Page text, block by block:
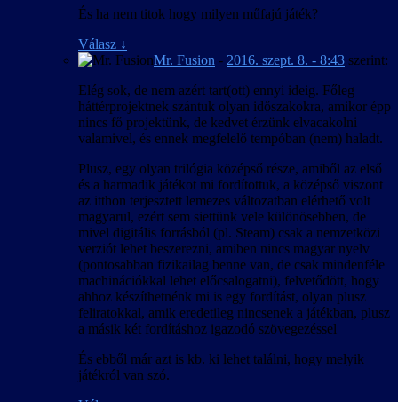
És ha nem titok hogy milyen műfajú játék?
Válasz ↓
Mr. Fusion - 2016. szept. 8. - 8:43 szerint:
Elég sok, de nem azért tart(ott) ennyi ideig. Főleg
háttérprojektnek szántuk olyan időszakokra, amikor épp
nincs fő projektünk, de kedvet érzünk elvacakolni
valamivel, és ennek megfelelő tempóban (nem) haladt.
Plusz, egy olyan trilógia középső része, amiből az első
és a harmadik játékot mi fordítottuk, a középső viszont
az itthon terjesztett lemezes változatban elérhető volt
magyarul, ezért sem siettünk vele különösebben, de
mivel digitális forrásból (pl. Steam) csak a nemzetközi
verziót lehet beszerezni, amiben nincs magyar nyelv
(pontosabban fizikailag benne van, de csak mindenféle
machinációkkal lehet előcsalogatni), felvetődött, hogy
ahhoz készíthetnénk mi is egy fordítást, olyan plusz
feliratokkal, amik eredetileg nincsenek a játékban, plusz
a másik két fordításhoz igazodó szövegezéssel
És ebből már azt is kb. ki lehet találni, hogy melyik
játékról van szó.